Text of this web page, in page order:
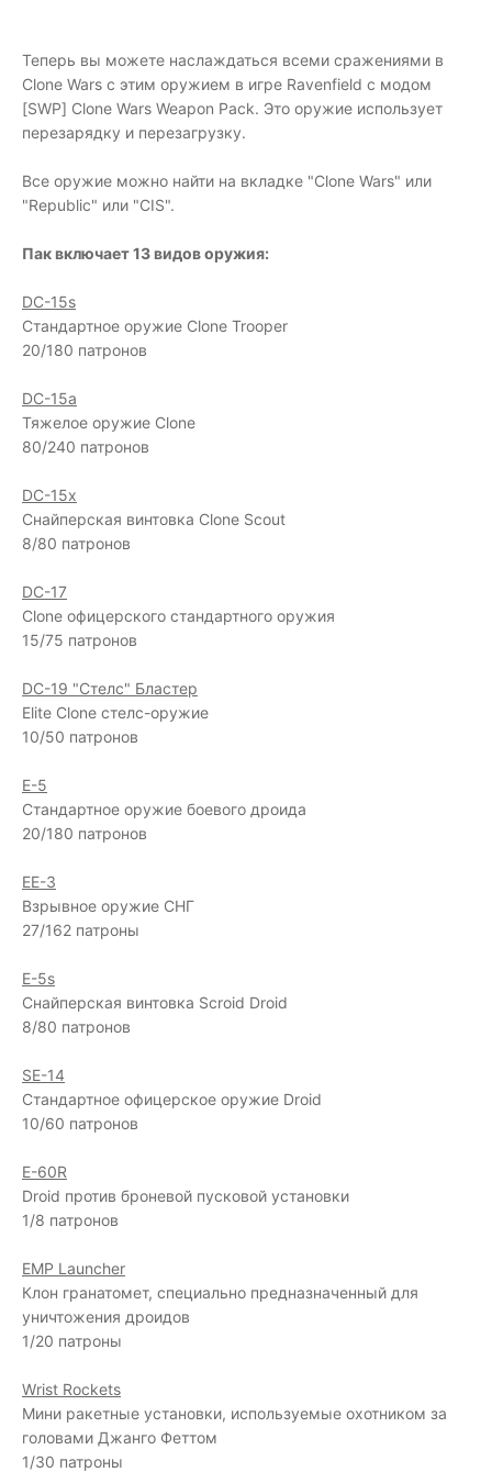
Теперь вы можете наслаждаться всеми сражениями в
Clone Wars с этим оружием в игре Ravenfield с модом
[SWP] Clone Wars Weapon Pack. Это оружие использует
перезарядку и перезагрузку.
Все оружие можно найти на вкладке "Clone Wars" или
"Republic" или "CIS".
Пак включает 13 видов оружия:
DC-15s
Стандартное оружие Clone Trooper
20/180 патронов
DC-15а
Тяжелое оружие Clone
80/240 патронов
DC-15x
Снайперская винтовка Clone Scout
8/80 патронов
DC-17
Clone офицерского стандартного оружия
15/75 патронов
DC-19 "Стелс" Бластер
Elite Clone стелс-оружие
10/50 патронов
Е-5
Стандартное оружие боевого дроида
20/180 патронов
EE-3
Взрывное оружие СНГ
27/162 патроны
E-5s
Снайперская винтовка Scroid Droid
8/80 патронов
SE-14
Стандартное офицерское оружие Droid
10/60 патронов
E-60R
Droid против броневой пусковой установки
1/8 патронов
EMP Launcher
Клон гранатомет, специально предназначенный для
уничтожения дроидов
1/20 патроны
Wrist Rockets
Мини ракетные установки, используемые охотником за
головами Джанго Феттом
1/30 патроны